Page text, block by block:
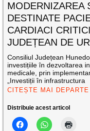
MODERNIZAREA
DESTINATE
CARDIACI
JUDEȚEAN DE
Consiliul Județean
investițiile în dezvoltarea
medicale, prin
„Investiții în infrastructura
CITEȘTE MAI DEPARTE
Distribuie acest articol